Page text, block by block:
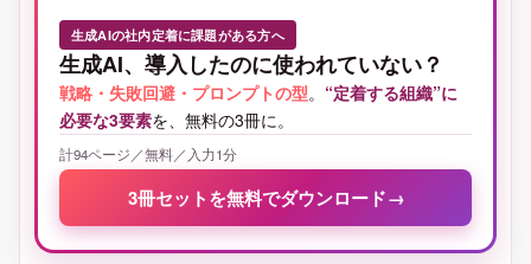
生成AIの社内定着に課題がある方へ
生成AI、導入したのに使われていない？
戦略・失敗回避・プロンプトの型。 “定着する組織”に
必要な3要素を、無料の3冊に。
計94ページ／無料／入力1分
3冊セットを無料でダウンロード→